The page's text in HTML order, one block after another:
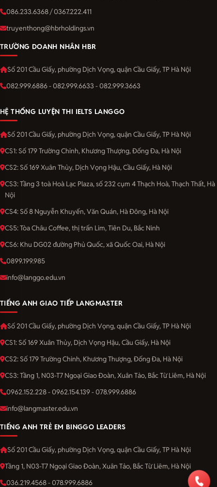
086.233.6368 / 0367.222.411
truyenthong@hbrholdings.vn
TRƯỜNG DOANH NHÂN HBR
Số 201 Cầu Giấy, phường Dịch Vọng, quận Cầu Giấy, TP Hà Nội
082.999.6886 - 082.999.6633 - 082.999.3663
HỆ THỐNG LUYỆN THI IELTS LANGGO
Số 201 Cầu Giấy, phường Dịch Vọng, quận Cầu Giấy, TP Hà Nội
CS1: Số 179 Trường Chinh, Khương Thượng, Đống Đa, Hà Nội
CS2: Số 169 Xuân Thủy, Dịch Vọng Hậu, Cầu Giấy, Hà Nội
CS3: Tầng 3 toà Hoà Lạc Plaza, số 232 cụm 4 Thạch Hoà, Thạch Thất, Hà
Nội
CS4: Số 8 Nguyễn Khuyến, Văn Quán, Hà Đông, Hà Nội
CS5: Tòa Châu Coffee, thị trấn Lim, Tiên Du, Bắc Ninh
CS6: Khu DG02 đường Phủ Quốc, xã Quốc Oai, Hà Nội
0899.199.985
info@langgo.edu.vn
TIẾNG ANH GIAO TIẾP LANGMASTER
Số 201 Cầu Giấy, phường Dịch Vọng, quận Cầu Giấy, TP Hà Nội
CS1: Số 169 Xuân Thủy, Dịch Vọng Hậu, Cầu Giấy, Hà Nội
CS2: Số 179 Trường Chinh, Khương Thượng, Đống Đa, Hà Nội
CS3: Tầng 1, N03-T7 Ngoại Giao Đoàn, Xuân Tảo, Bắc Từ Liêm, Hà Nội
0962.152.228 - 0962.154.139 - 078.999.6886
info@langmaster.edu.vn
TIẾNG ANH TRẺ EM BINGGO LEADERS
Số 201 Cầu Giấy, phường Dịch Vọng, quận Cầu Giấy, TP Hà Nội
Tầng 1, N03-T7 Ngoại Giao Đoàn, Xuân Tảo, Bắc Từ Liêm, Hà Nội
036.219.4568 - 078.999.6886